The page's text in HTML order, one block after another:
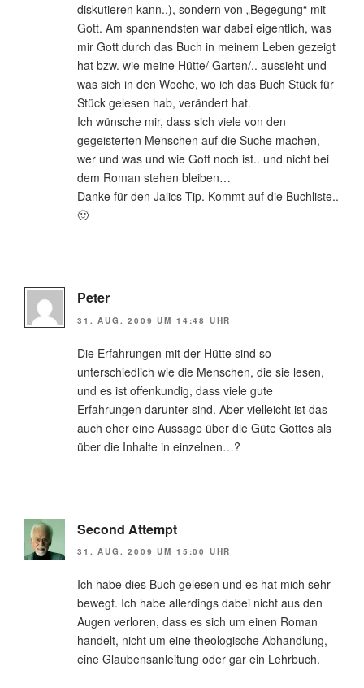
diskutieren kann..), sondern von „Begegung“ mit
Gott. Am spannendsten war dabei eigentlich, was
mir Gott durch das Buch in meinem Leben gezeigt
hat bzw. wie meine Hütte/ Garten/.. aussieht und
was sich in den Woche, wo ich das Buch Stück für
Stück gelesen hab, verändert hat.
Ich wünsche mir, dass sich viele von den
gegeisterten Menschen auf die Suche machen,
wer und was und wie Gott noch ist.. und nicht bei
dem Roman stehen bleiben…
Danke für den Jalics-Tip. Kommt auf die Buchliste..
🙂
Peter
31. AUG. 2009 UM 14:48 UHR
Die Erfahrungen mit der Hütte sind so
unterschiedlich wie die Menschen, die sie lesen,
und es ist offenkundig, dass viele gute
Erfahrungen darunter sind. Aber vielleicht ist das
auch eher eine Aussage über die Güte Gottes als
über die Inhalte in einzelnen…?
Second Attempt
31. AUG. 2009 UM 15:00 UHR
Ich habe dies Buch gelesen und es hat mich sehr
bewegt. Ich habe allerdings dabei nicht aus den
Augen verloren, dass es sich um einen Roman
handelt, nicht um eine theologische Abhandlung,
eine Glaubensanleitung oder gar ein Lehrbuch.